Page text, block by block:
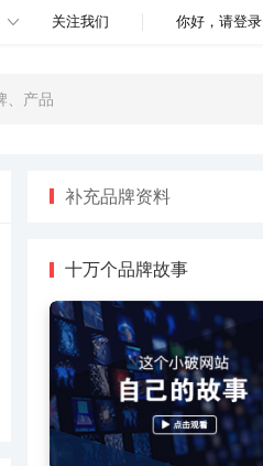
关注我们 你好，请登录
补充品牌资料
十万个品牌故事